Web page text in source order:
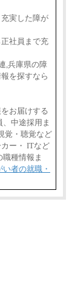
実した障が
社員まで充
,兵庫県の障
を探すなら
お届けする
中途採用ま
覚・聴覚など
ー・ ITなど
種情報ま
い者の就職・